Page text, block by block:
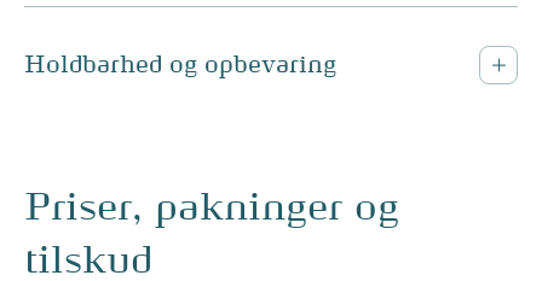
Holdbarhed og opbevaring
Priser, pakninger og
tilskud